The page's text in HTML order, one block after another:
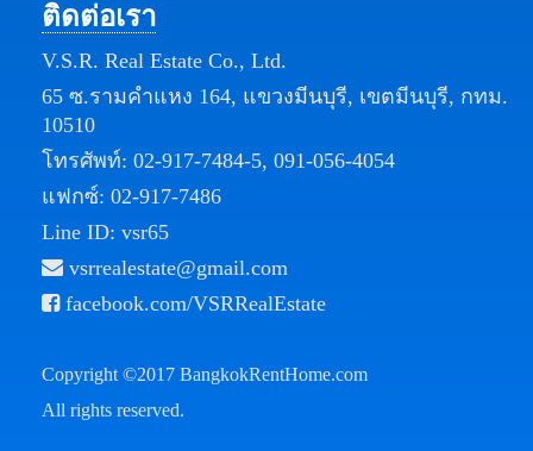
ติดต่อเรา
V.S.R. Real Estate Co., Ltd.
65 ซ.รามคำแหง 164, แขวงมีนบุรี, เขตมีนบุรี, กทม.
10510
โทรศัพท์: 02-917-7484-5, 091-056-4054
แฟกซ์: 02-917-7486
Line ID: vsr65
vsrrealestate@gmail.com
facebook.com/VSRRealEstate
Copyright ©2017 BangkokRentHome.com
All rights reserved.